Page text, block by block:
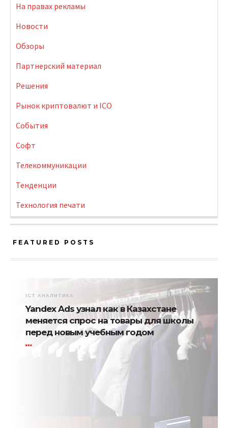
На правах рекламы
Новости
Обзоры
Партнерский материал
Решения
Рынок криптовалют и ICO
События
Софт
Телекоммуникации
Тенденции
Технология печати
FEATURED POSTS
ICT АНАЛИТИКА
Yandex Ads узнал как в Казахстане
меняется спрос на товары для школы
перед новым учебным годом